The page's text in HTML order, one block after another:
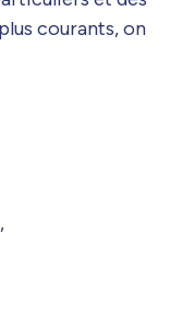
courants, on